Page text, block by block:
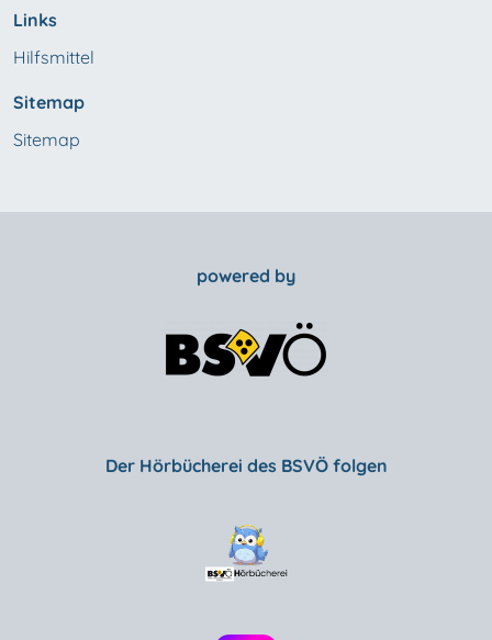
Links
Hilfsmittel
Sitemap
Sitemap
powered by
Der Hörbücherei des BSVÖ folgen